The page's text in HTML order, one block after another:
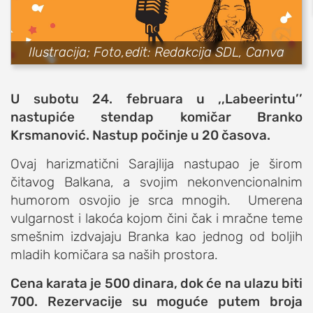
sport
fudbal
košarka
rukomet
e-sport
ostali sportovi
zabava
muzika
putovanja
moda i stil
studenti
konkursi
Ilustracija; Foto,edit: Redakcija SDL, Canva
U subotu 24. februara u ,,Labeerintu’’
nastupiće stendap komičar Branko
Krsmanović. Nastup počinje u 20 časova.
Ovaj harizmatični Sarajlija nastupao je širom
čitavog Balkana, a svojim nekonvencionalnim
humorom osvojio je srca mnogih. Umerena
vulgarnost i lakoća kojom čini čak i mračne teme
smešnim izdvajaju Branka kao jednog od boljih
mladih komičara sa naših prostora.
Cena karata je 500 dinara, dok će na ulazu biti
700. Rezervacije su moguće putem broja